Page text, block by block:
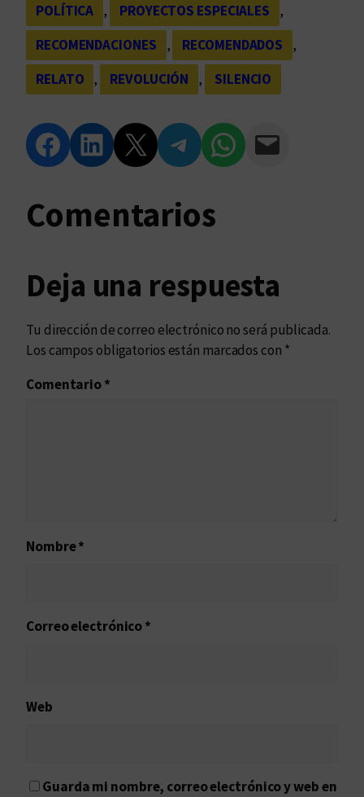
POLÍTICA
, PROYECTOS ESPECIALES
,
RECOMENDACIONES
, RECOMENDADOS
,
RELATO
, REVOLUCIÓN , SILENCIO
Compartir en Facebook Compartir en LinkedIn Compartir en Twitter Compartir en Telegram Compartir en WhatsApp Compartir vía Email
Comentarios
Deja una respuesta
Tu dirección de correo electrónico no será publicada.
Los campos obligatorios están marcados con *
Comentario*
Nombre*
Correo electrónico*
Web
Guarda mi nombre, correo electrónico y web en